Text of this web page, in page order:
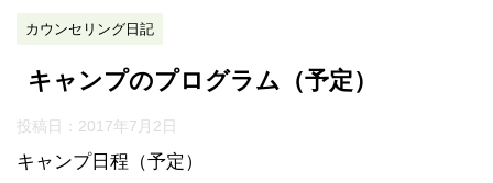
カウンセリング日記
キャンプのプログラム（予定）
投稿日： 2017年7月2日
キャンプ日程（予定）